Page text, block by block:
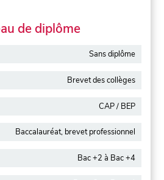
de diplôme
Sans diplôme
Brevet des collèges
CAP / BEP
Baccalauréat, brevet professionnel
Bac +2 à Bac +4